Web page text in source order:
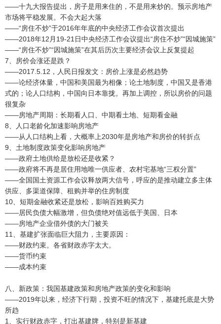
——十九大报告提出，房子是用来住的，不是用来炒的。预示房地产
市场将平稳发展。不会大起大落
——“房住不炒”于2016年年底的中央经济工作会议首次提出
——2018年12月19-21日中央经济工作会议提出“房住不炒”“因城施策”
——“房住不炒”“因城施策”在其后历次主要经济会议上反复提起
7、房价会涨还是跌？
——2017.5.12，人民日报发文：房价上涨是必然趋势
——论经济体量，中国和美国最为相像；论土地制度，中国又是香港
式的；论人口结构，中国向日本靠拢。再加上调控，所以房价的问题
很复杂
——房地产周期：长期看人口、中期看土地、短期看金融
8、人口老龄化加速影响房地产
——从人口结构上看，大概率上2030年是房地产和房价的转折点
9、土地制度政策变化影响房地产
——政府土地供给是放松还是收紧？
——政府将不再是居住用地唯一供应者、农村宅基地“三权分置”
——全国国土资源工作会议释放两大信号，呼应的是推动建立多主体
供应、多渠道保障、租购并举的住房制度
10、短期金融收紧还是放松，影响百姓购买力
——居民负债大幅激增，但负债绝对值远低于美国、日本
——房地产企业借外债的大门被关
11、基建扩张面临巨大阻力，主要原因：
——财政约束。各省财政赤字太大。
——货币约束
——成本约束
八、新政策：我国基建政策和房地产政策的变化和影响
——2019年以来，经济下行期，投资不旺的情况下，基建托底是大势
所趋
1、实行财政赤字，打出基建牌，特别是新基建